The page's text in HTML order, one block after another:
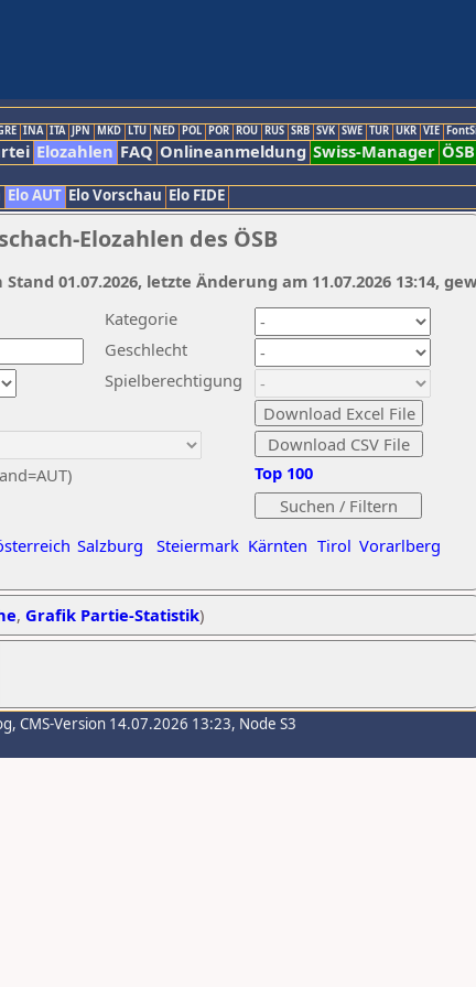
INA ITA JPN MKD LTU NED POL POR ROU RUS SRB SVK SWE TUR UKR VIE
Elozahlen FAQ Onlineanmeldung Swiss-Manager ÖSB
Elo AUT Elo Vorschau Elo FIDE
Elozahlen des ÖSB
Kategorie
Geschlecht
Spielberechtigung
Salzburg Steiermark Kärnten Tirol Vorarlberg
Top 100
Stand 01.07.2026, letzte Änderung am 11.07.2026 13:14,
, Grafik Partie-Statistik)
, CMS-Version 14.07.2026 13:23, Node S3